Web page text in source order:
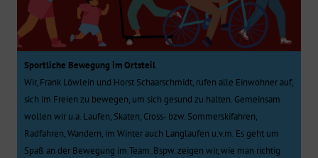
Sportliche Bewegung im Ortsteil
Wir, Frank Löwlein und Horst Schaarschmidt, rufen alle Einwohner auf,
sich im Freien zu bewegen, um sich gesund zu halten. Gemeinsam
wollen wir u.a. Laufen, Skaten, Cross- bzw. Sommerskifahren,
Radfahren, Wandern, im Winter auch Langlaufen u.v.m. Es geht um
Spaß an der Bewegung im Team. Bspw. zeigen wir, wie man richtig